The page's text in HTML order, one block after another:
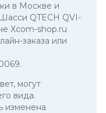
в Москве и
QTECH QVI-
Xcom-shop.ru
заказа или
.
могут
вида.
изменена